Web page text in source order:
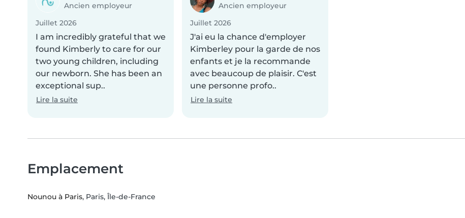
Ancien employeur
Juillet 2026
I am incredibly grateful that we
found Kimberly to care for our
two young children, including
our newborn. She has been an
exceptional sup..
Lire la suite
Ancien employeur
Juillet 2026
J'ai eu la chance d'employer
Kimberley pour la garde de nos
enfants et je la recommande
avec beaucoup de plaisir. C'est
une personne profo..
Lire la suite
Emplacement
Nounou à Paris, Paris, Île-de-France